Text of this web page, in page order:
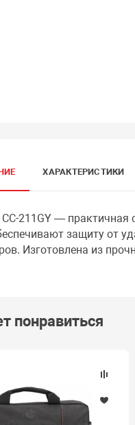
ХАРАКТЕРИСТИКИ
CC-211GY —
защиту от
Изготовлена из
понравиться